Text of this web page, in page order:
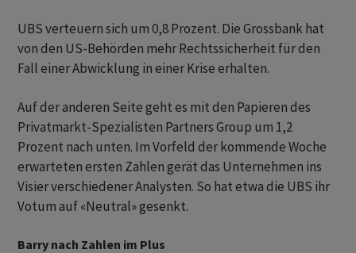
UBS verteuern sich um 0,8 Prozent. Die Grossbank hat
von den US-Behörden mehr Rechtssicherheit für den
Fall einer Abwicklung in einer Krise erhalten.
Auf der anderen Seite geht es mit den Papieren des
Privatmarkt-Spezialisten Partners Group um 1,2
Prozent nach unten. Im Vorfeld der kommende Woche
erwarteten ersten Zahlen gerät das Unternehmen ins
Visier verschiedener Analysten. So hat etwa die UBS ihr
Votum auf «Neutral» gesenkt.
Barry nach Zahlen im Plus